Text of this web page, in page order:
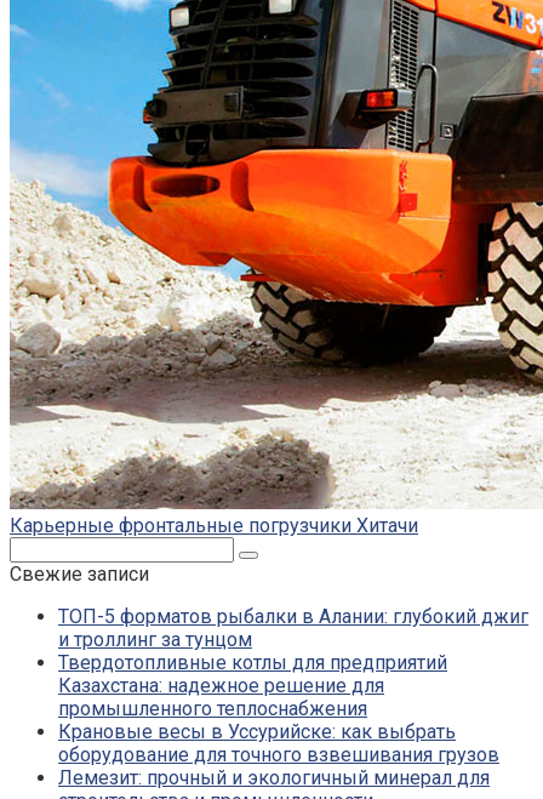
Карьерные фронтальные погрузчики Хитачи
Свежие записи
ТОП-5 форматов рыбалки в Алании: глубокий джиг
и троллинг за тунцом
Твердотопливные котлы для предприятий
Казахстана: надежное решение для
промышленного теплоснабжения
Крановые весы в Уссурийске: как выбрать
оборудование для точного взвешивания грузов
Лемезит: прочный и экологичный минерал для